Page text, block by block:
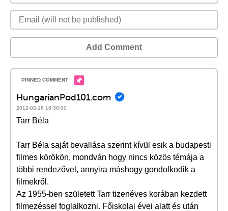
Add Comment
HungarianPod101.com
2012-02-16 18:30:00
Tarr Béla
Tarr Béla saját bevallása szerint kívül esik a budapesti
filmes körökön, mondván hogy nincs közös témája a
többi rendezővel, annyira máshogy gondolkodik a
filmekről.
Az 1955-ben született Tarr tizenéves korában kezdett
filmezéssel foglalkozni. Főiskolai évei alatt és után